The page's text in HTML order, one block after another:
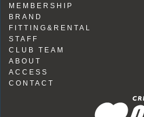
MEMBERSHIP
BRAND
FITTING&RENTAL
STAFF
CLUB TEAM
ABOUT
ACCESS
CONTACT